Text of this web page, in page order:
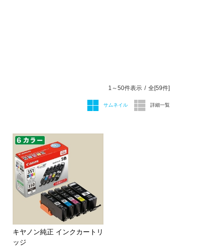
1～50件表示 全[59件]
サムネイル 詳細一覧
キヤノン純正 インクカートリ
ッジ